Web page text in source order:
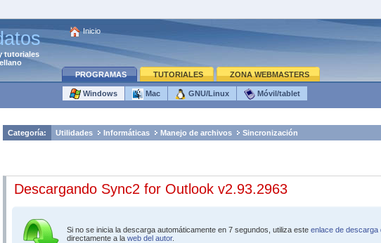
tutoriales
Inicio
PROGRAMAS TUTORIALES ZONA WEBMASTERS
Windows Mac GNU/Linux Móvil/tablet
Categoría: Utilidades Informáticas Manejo de archivos Sincronización
Descargando Sync2 for Outlook v2.93.2963
Si no se inicia la descarga automáticamente en 7 segundos, utiliza este enlace de descarga
directamente a la web del autor.